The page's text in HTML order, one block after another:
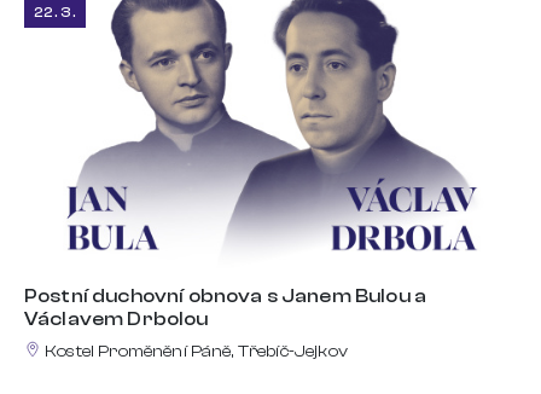
22. 3.
Postní duchovní obnova s Janem Bulou a
Václavem Drbolou
Kostel Proměnění Páně, Třebíč-Jejkov